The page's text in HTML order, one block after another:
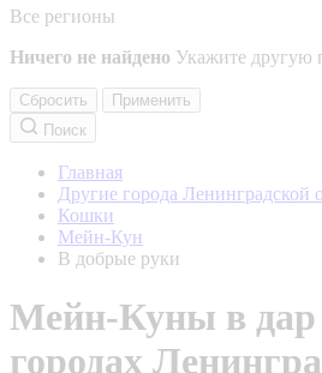
Все регионы
Ничего не найдено Укажите другую
Сбросить
Применить
Поиск
Главная
Другие города Ленинградской
Кошки
Мейн-Кун
В добрые руки
Мейн-Куны в дар
городах